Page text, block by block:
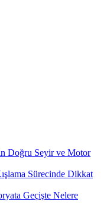
Doğru Seyir ve Motor
Sürecinde Dikkat
Geçişte Nelere